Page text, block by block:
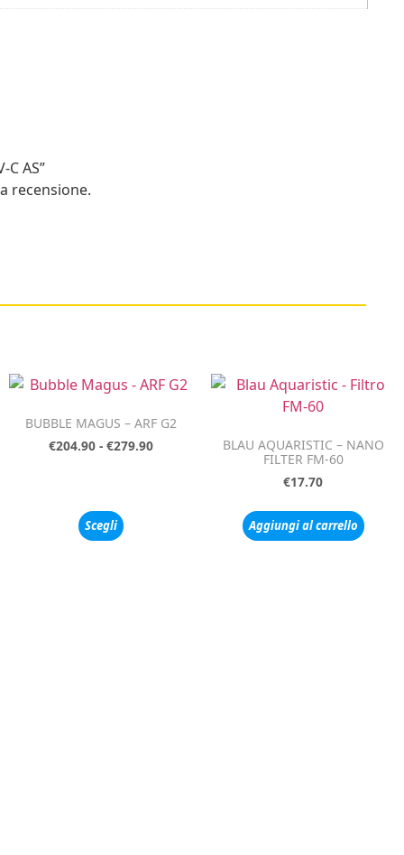
AS”
recensione.
BUBBLE MAGUS – ARF G2
€204.90 - €279.90
Scegli
BLAU AQUARISTIC – NANO
FILTER FM-60
€17.70
Aggiungi al carrello